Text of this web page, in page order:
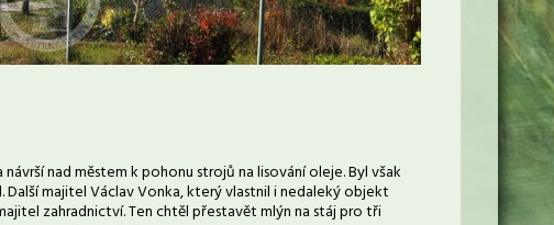
nad městem k pohonu strojů na lisování oleje. Byl však
majitel Václav Vonka, který vlastnil i nedaleký objekt
zahradnictví. Ten chtěl přestavět mlýn na stáj pro tři